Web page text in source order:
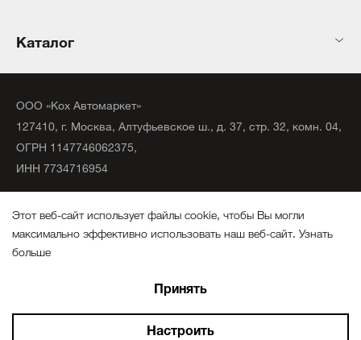
Каталог
ООО «Кох Автомаркет»
127410, г. Москва, Алтуфьевское ш., д. 37, стр. 32, комн. 04,
ОГРН 1147746062375,
ИНН 7734716954
Все права защищены.
Политика конфиденциальности
Этот веб-сайт использует файлы cookie, чтобы Вы могли
максимально эффективно использовать наш веб-сайт.Узнать
больше
Аналитические/Функциональные
Принять
Настроить